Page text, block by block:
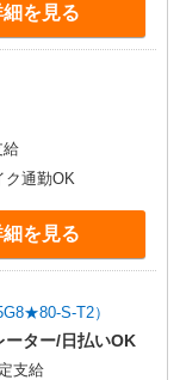
細を見る
給
ク通勤OK
細を見る
S-T2）
ーター/日払いOK
支給